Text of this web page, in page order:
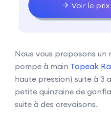
Voir le prix
Nous vous proposons un
pompe à main Topeak
haute pression) suite à 3
petite quinzaine de
suite à des crevaisons.